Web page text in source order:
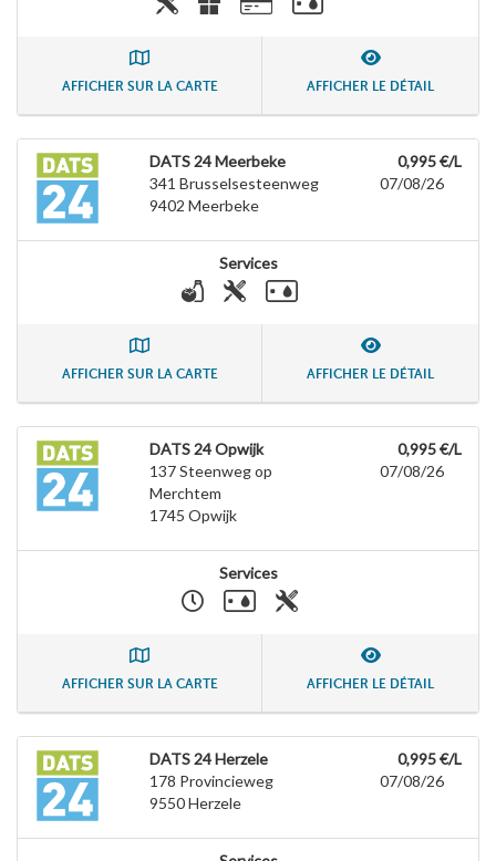
AFFICHER SUR LA CARTE AFFICHER LE DÉTAIL
DATS 24 Meerbeke
341 Brusselsesteenweg
9402 Meerbeke
0,995 €/L
07/08/26
Services
AFFICHER SUR LA CARTE AFFICHER LE DÉTAIL
DATS 24 Opwijk
137 Steenweg op
Merchtem
1745 Opwijk
0,995 €/L
07/08/26
Services
AFFICHER SUR LA CARTE AFFICHER LE DÉTAIL
DATS 24 Herzele
178 Provincieweg
9550Herzele
0,995 €/L
07/08/26